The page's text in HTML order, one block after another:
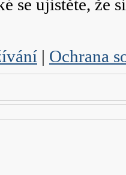
se ujistěte, že
| Ochrana